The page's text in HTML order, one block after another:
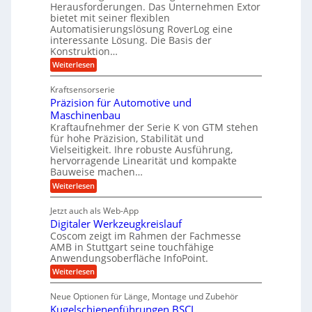
V
e
r
g
l
e
i
c
h
g
e
l
g
e
w
i
n
d
e
t
r
i
e
b
e
f
ü
r
r
a
e
U
m
s
a
t
z
u
n
d
A
u
f
t
r
a
g
s
e
i
n
g
a
n
n
a
u
c
h
i
n
Z
e
e
n
v
o
n
K
I
w
i
h
t
i
g
e
r
a
l
M
Herausforderungen. Das Unternehmen Extor
bietet mit seiner flexiblen
Automatisierungslösung RoverLog eine
interessante Lösung. Die Basis der
Konstruktion…
Weiterlesen:
Z
h
n
s
t
a
n
g
e
n
g
e
t
r
i
e
b
e
f
ü
r
r
ä
Kraftsensorserie
Präzision für Automotive und
Maschinenbau
Kraftaufnehmer der Serie K von GTM stehen
für hohe Präzision, Stabilität und
Vielseitigkeit. Ihre robuste Ausführung,
hervorragende Linearität und kompakte
Bauweise machen…
Weiterlesen:
P
ä
z
i
s
i
o
n
f
r
Jetzt auch als Web-App
Digitaler Werkzeugkreislauf
Coscom zeigt im Rahmen der Fachmesse
AMB in Stuttgart seine touchfähige
Anwendungsoberfläche InfoPoint.
Weiterlesen:
D
g
i
Neue Optionen für Länge, Montage und Zubehör